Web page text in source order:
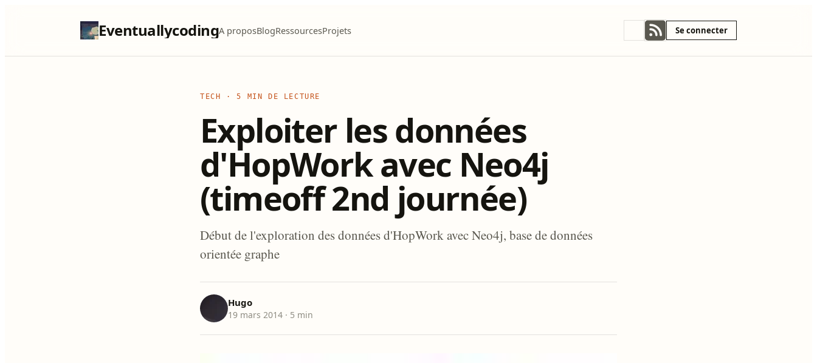
EventuallycodingA proposBlogRessourcesProjets Se connecter
TECH ·5 MIN DE LECTURE
Exploiter les données
d'HopWork avec Neo4j
(timeoff 2nd journée)
Début de l'exploration des données d'HopWork avec Neo4j, base de données
orientée graphe
Hugo
19 mars 2014 · 5 min